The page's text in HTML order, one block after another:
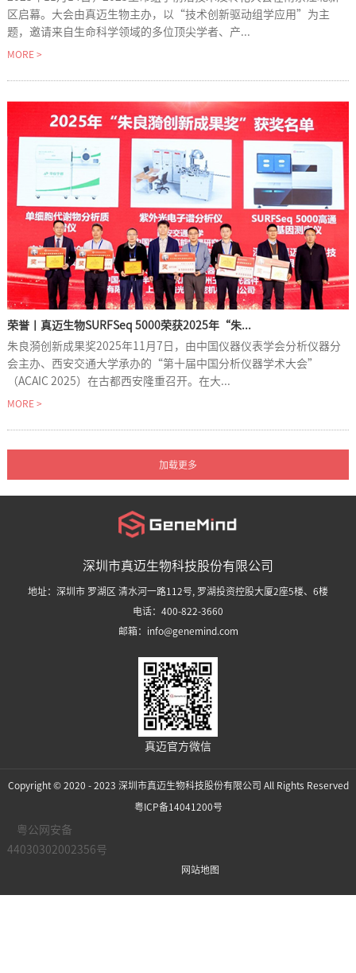
区启幕。大会由真迈生物主办，以“技术创新驱动组学应用”为主
题，邀请来自生命科学领域的多位顶尖学者、产...
MORE >
荣誉丨真迈生物SURFSeq 5000荣获2025年“朱...
朱良漪创新成果奖2025年11月7日，由中国仪器仪表学会分析仪器分
会主办、西安交通大学承办的“第十届中国分析仪器学术大会”
（ACAIC 2025）在古都西安隆重召开。在大...
MORE >
深圳市真迈生物科技股份有限公司
地址：深圳市 罗湖区 清水河一路112号, 罗湖投资控股大厦2座5楼、6楼
电话：400-822-3660
邮箱：info@genemind.com
真迈官方微信
Copyright © 2020 - 2023 深圳市真迈生物科技股份有限公司 All Rights Reserved
粤ICP备14041200号
粤公网安备
44030302002356号
网站地图